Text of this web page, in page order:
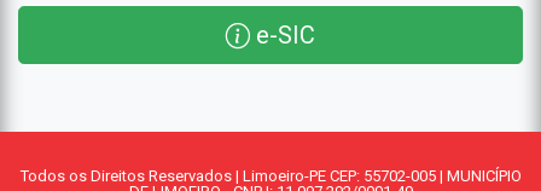
e-SIC
Todos os Direitos Reservados | Limoeiro-PE CEP: 55702-005 | MUNICÍPIO